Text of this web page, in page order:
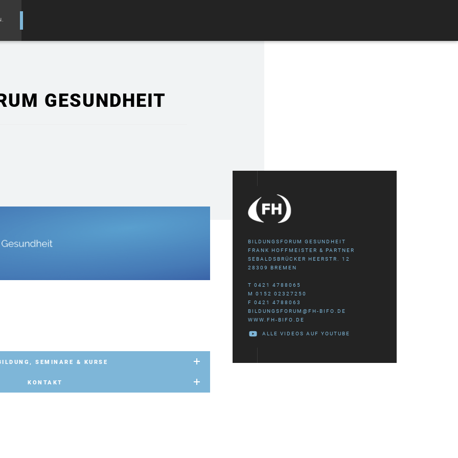
GESUNDHEIT
SEMINARE & KURSE
KONTAKT
BILDUNGSFORUM GESUNDHEIT
FRANK HOFFMEISTER & PARTNER
SEBALDSBRÜCKER HEERSTR. 12
28309 BREMEN
T 0421 4788065
M 0152 02327250
F 0421 4788063
BILDUNGSFORUM@FH-BIFO.DE
WWW.FH-BIFO.DE
ALLE VIDEOS AUF YOUTUBE